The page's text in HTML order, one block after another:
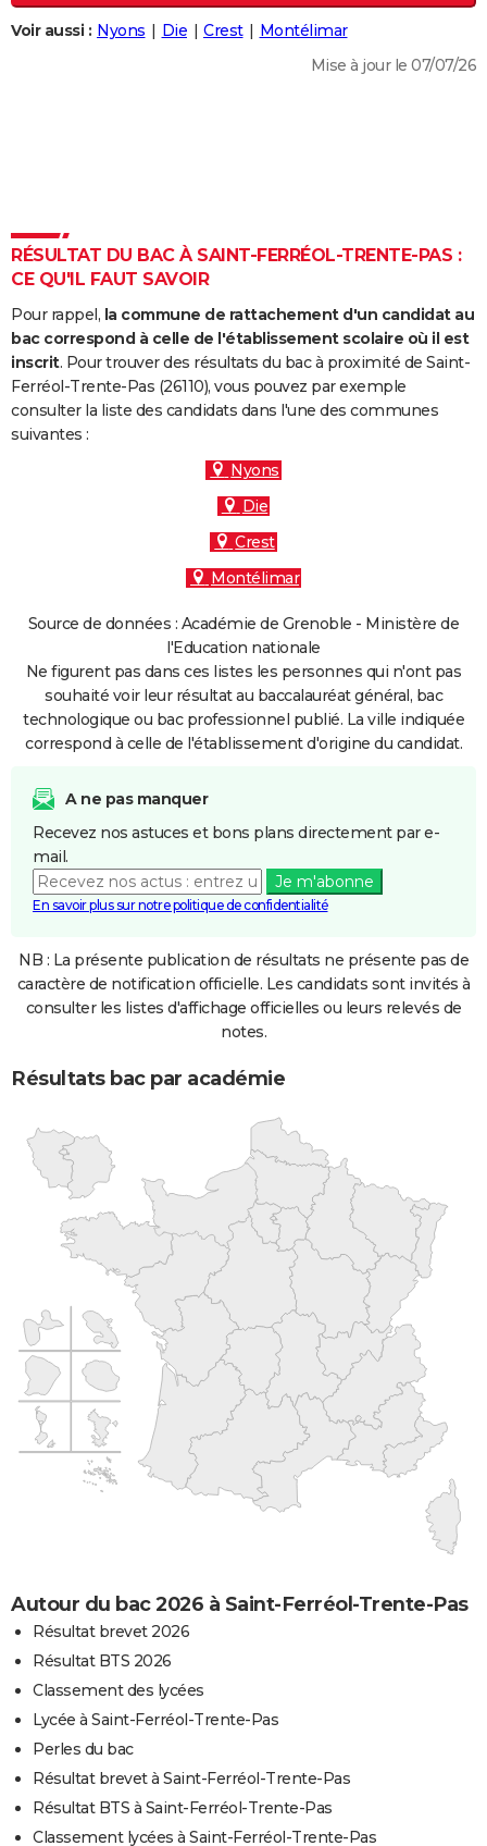
Destinations
City break
Voyage nature
Voyage de noces
Forum
Climat
+
PHOTO
Dictionnaire
Biographies
Citations
Expressions
Proverbes
PROGRAMME TV
COPAINS D'AVANT
Se connecter
Collèges
Universités
Service militaire
Avis de recherche
AVIS DE DÉCÈS
FORUM
Bricolage
Lifestyle
Culture
Sport
Auto
Television
Voyage
Cinema
Voir aussi : Nyons Die Crest
Montélimar
Mise à jour le 07/07/26
RÉSULTAT DU BAC À SAINT-FERRÉOL-TRENTE-PAS :
CE QU'IL FAUT SAVOIR
Pour rappel, la commune de rattachement d'un candidat au
bac correspond à celle de l'établissement scolaire où il est
inscrit. Pour trouver des résultats du bac à proximité de Saint-
Ferréol-Trente-Pas (26110), vous pouvez par exemple
consulter la liste des candidats dans l'une des communes
suivantes :
Nyons
Die
Crest
Montélimar
Source de données : Académie de Grenoble - Ministère de
l'Education nationale
Ne figurent pas dans ces listes les personnes qui n'ont pas
souhaité voir leur résultat au baccalauréat général, bac
technologique ou bac professionnel publié. La ville indiquée
correspond à celle de l'établissement d'origine du candidat.
A ne pas manquer
Recevez nos astuces et bons plans directement par e-
mail.
Je m'abonne
En savoir plus sur notre politique de confidentialité
NB : La présente publication de résultats ne présente pas de
caractère de notification officielle. Les candidats sont invités à
consulter les listes d'affichage officielles ou leurs relevés de
notes.
Résultats bac par académie
Autour du bac 2026 à Saint-Ferréol-Trente-Pas
Résultat brevet 2026
Résultat BTS 2026
Classement des lycées
Lycée à Saint-Ferréol-Trente-Pas
Perles du bac
Résultat brevet à Saint-Ferréol-Trente-Pas
Résultat BTS à Saint-Ferréol-Trente-Pas
Classement lycées à Saint-Ferréol-Trente-Pas